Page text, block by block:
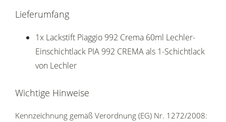
Lieferumfang
1x Lackstift Piaggio 992 Crema 60ml Lechler-
Einschichtlack PIA 992 CREMA als 1-Schichtlack
von Lechler
Wichtige Hinweise
Kennzeichnung gemäß Verordnung (EG) Nr. 1272/2008: